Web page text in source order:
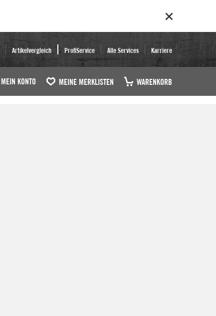
Artikelvergleich ProfiService Alle Services Karriere
MEIN KONTO MEINE MERKLISTEN WARENKORB